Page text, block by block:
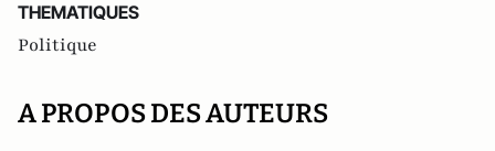
THEMATIQUES
Politique
A PROPOS DES AUTEURS